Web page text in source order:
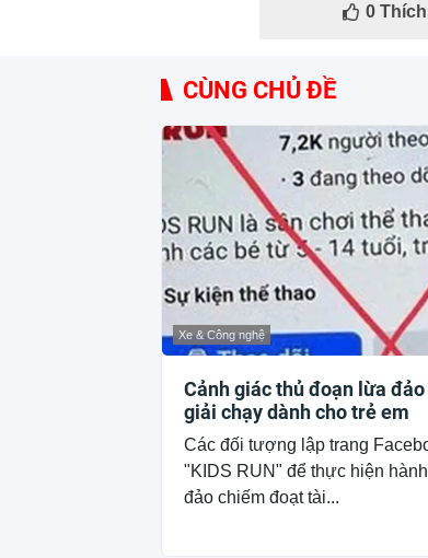
0Thích
CÙNG CHỦ ĐỀ
Xe & Công nghệ
Cảnh giác thủ đoạn lừa
giải chạy dành cho trẻ em
Các đối tượng lập trang
"KIDS RUN" để thực hiện
đảo chiếm đoạt tài...